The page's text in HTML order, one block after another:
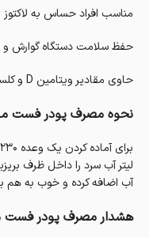
مناسب افراد حساس به لاکتوز
حفظ سلامت دستگاه گوارش
حاوی مقادیر ویتامین D و کلسیم
نحوه مصرف پودر فست
آب اضافه کرده و خوب به هم
هشدار مصرف پودر فست